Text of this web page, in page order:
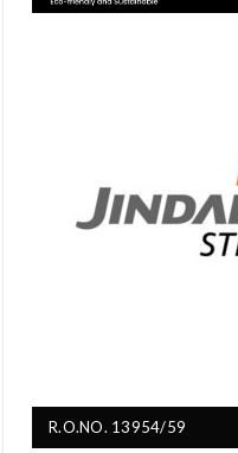
R.O.NO. 13954/59